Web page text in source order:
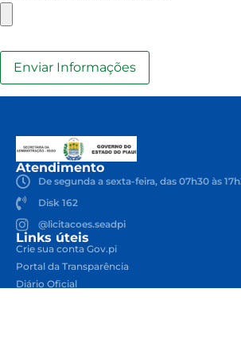
Atendimento
De segunda a sexta-feira, das 07h30 às
Disk 162
@licitacoes.seadpi
Links úteis
Crie sua conta Gov.pi
Portal da Transparência
Diário Oficial